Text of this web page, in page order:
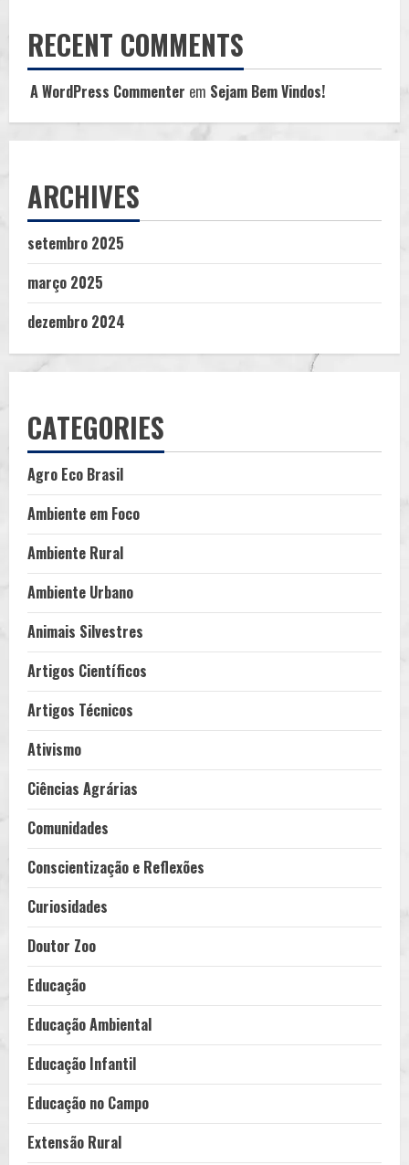
RECENT COMMENTS
A WordPress Commenter em Sejam Bem Vindos!
ARCHIVES
setembro 2025
março 2025
dezembro 2024
CATEGORIES
Agro Eco Brasil
Ambiente em Foco
Ambiente Rural
Ambiente Urbano
Animais Silvestres
Artigos Científicos
Artigos Técnicos
Ativismo
Ciências Agrárias
Comunidades
Conscientização e Reflexões
Curiosidades
Doutor Zoo
Educação
Educação Ambiental
Educação Infantil
Educação no Campo
Extensão Rural